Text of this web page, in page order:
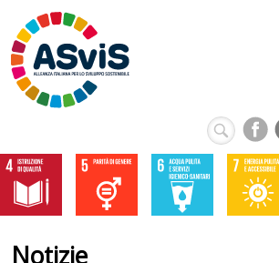
Notizie